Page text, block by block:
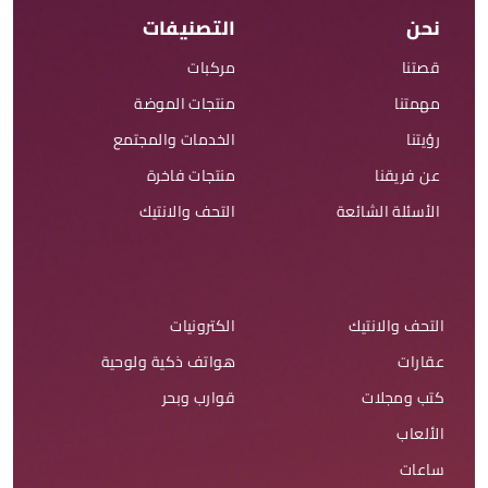
نحن
قصتنا
مهمتنا
رؤيتنا
عن فريقنا
الأسئلة الشائعة
التصنيفات
مركبات
منتجات الموضة
الخدمات والمجتمع
منتجات فاخرة
التحف والانتيك
التحف والانتيك
عقارات
كتب ومجلات
الألعاب
ساعات
الكترونيات
هواتف ذكية ولوحية
قوارب وبحر